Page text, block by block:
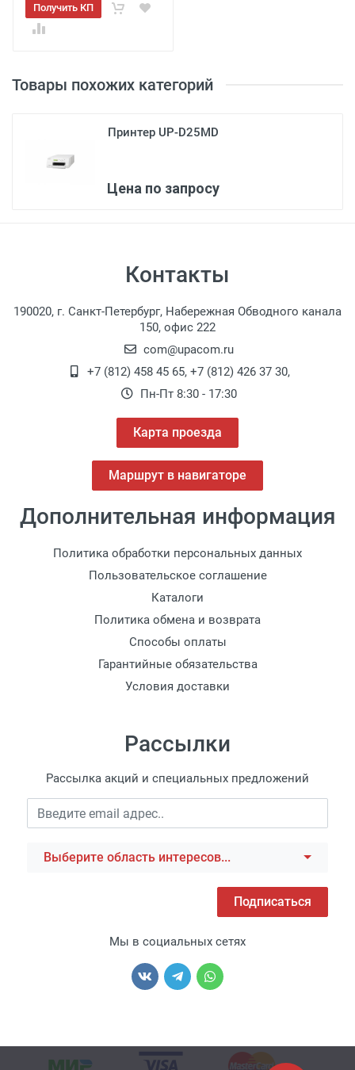
Товары похожих категорий
Принтер UP-D25MD
Цена по запросу
3
Получить КП
Контакты
190020, г. Санкт-Петербург, Набережная Обводного канала
150, офис 222
com@upacom.ru
+7 (812) 458 45 65, +7 (812) 426 37 30,
Пн-Пт 8:30 - 17:30
Карта проезда
Маршрут в навигаторе
Дополнительная информация
Политика обработки персональных данных
Пользовательское соглашение
Каталоги
Политика обмена и возврата
Способы оплаты
Гарантийные обязательства
Условия доставки
Рассылки
Рассылка акций и специальных предложений
Выберите область интересов...
Подписаться
Мы в социальных сетях